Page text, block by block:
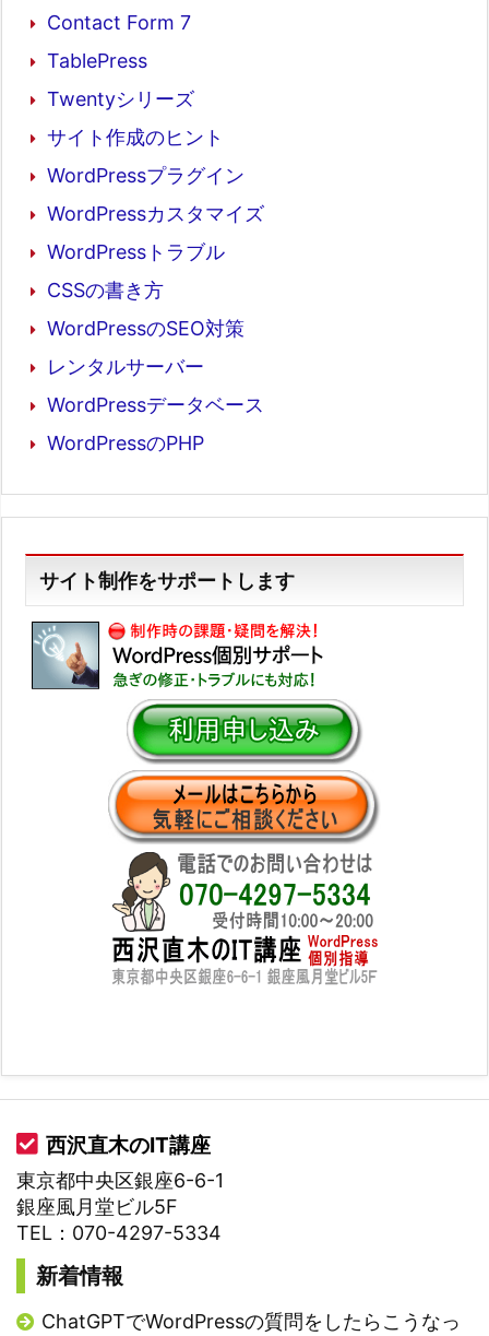
Contact Form 7
TablePress
Twentyシリーズ
サイト作成のヒント
WordPressプラグイン
WordPressカスタマイズ
WordPressトラブル
CSSの書き方
WordPressのSEO対策
レンタルサーバー
WordPressデータベース
WordPressのPHP
サイト制作をサポートします
西沢直木のIT講座
東京都中央区銀座6-6-1
銀座風月堂ビル5F
TEL：070-4297-5334
新着情報
ChatGPTでWordPressの質問をしたらこうなっ